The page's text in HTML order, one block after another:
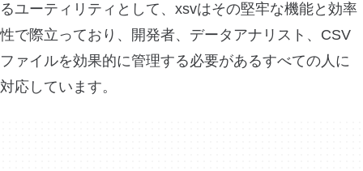
るユーティリティとして、xsvはその堅牢な機能と効率
性で際立っており、開発者、データアナリスト、CSV
ファイルを効果的に管理する必要があるすべての人に
対応しています。